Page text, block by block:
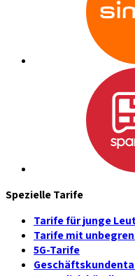
Spezielle Tarife
Tarife für junge
Tarife mit
5G-Tarife